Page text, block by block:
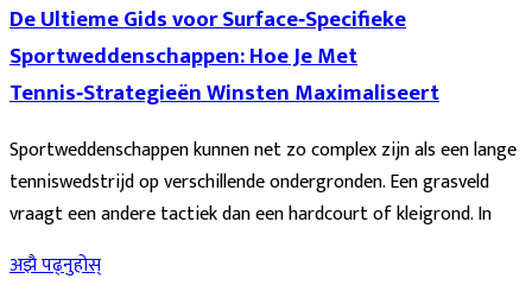
De Ultieme Gids voor Surface‑Specifieke
Sportweddenschappen: Hoe Je Met
Tennis‑Strategieën Winsten Maximaliseert
Sportweddenschappen kunnen net zo complex zijn als een lange
tenniswedstrijd op verschillende ondergronden. Een grasveld
vraagt een andere tactiek dan een hardcourt of kleigrond. In
अझै पढ्नुहोस्